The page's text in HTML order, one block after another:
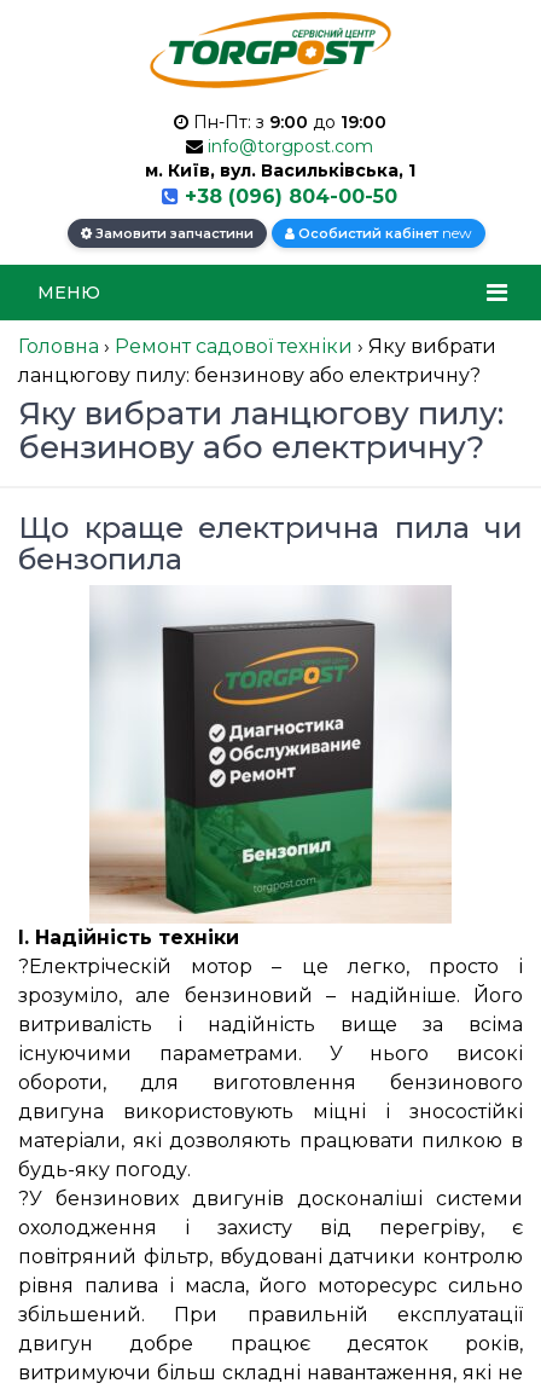
Пн-Пт: з 9:00 до 19:00
info@torgpost.com
м. Київ, вул. Васильківська, 1
+38 (096) 804-00-50
Замовити запчастини Особистий кабінет new
МЕНЮ
Головна › Ремонт садової техніки › Яку вибрати
ланцюгову пилу: бензинову або електричну?
Яку вибрати ланцюгову пилу:
бензинову або електричну?
Що краще електрична пила чи
бензопила⠀
I. Надійність техніки
?Електріческій мотор – це легко, просто і
зрозуміло, але бензиновий – надійніше. Його
витривалість і надійність вище за всіма
існуючими параметрами. У нього високі
обороти, для виготовлення бензинового
двигуна використовують міцні і зносостійкі
матеріали, які дозволяють працювати пилкою в
будь-яку погоду.
?У бензинових двигунів досконаліші системи
охолодження і захисту від перегріву, є
повітряний фільтр, вбудовані датчики контролю
рівня палива і масла, його моторесурс сильно
збільшений. При правильній експлуатації
двигун добре працює десяток років,
витримуючи більш складні навантаження, які не